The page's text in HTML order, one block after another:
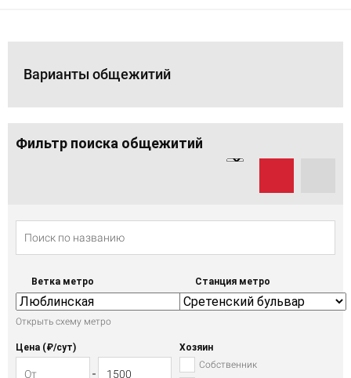
Варианты общежитий
Фильтр поиска общежитий
Ветка метро
Открыть схему метро
Станция метро
Цена (₽/cут)
Хозяин
Собственник